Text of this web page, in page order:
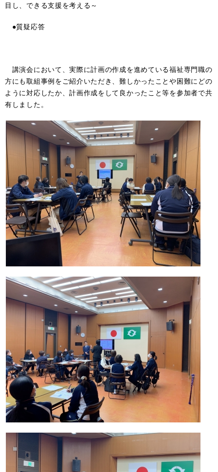
目し、できる支援を考える～
●質疑応答
講演会において、実際に計画の作成を進めている福祉専門職の
方にも取組事例をご紹介いただき、難しかったことや困難にどの
ように対応したか、計画作成をして良かったこと等を参加者で共
有 しました。